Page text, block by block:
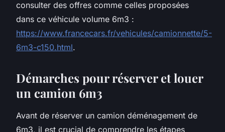
consulter des offres comme celles proposées
dans ce véhicule volume 6m3 :
https://www.francecars.fr/vehicules/camionnette/5-
6m3-c150.html.
Démarches pour réserver et louer
un camion 6m3
Avant de réserver un camion déménagement de
6m3, il est crucial de comprendre les étapes